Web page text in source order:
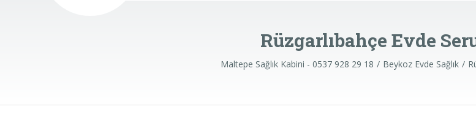
Rüzgarlıbahçe Evde
Maltepe Sağlık Kabini - 0537 928 29 18 Beykoz Evde Sağlık